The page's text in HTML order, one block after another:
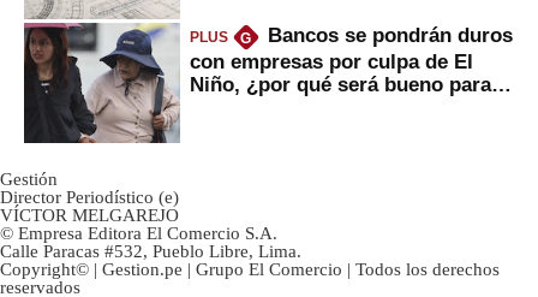
PLUS G
Bancos se pondrán duros
con empresas por culpa de El
Niño, ¿por qué será bueno para
Gestión
Director Periodístico (e)
VÍCTOR MELGAREJO
© Empresa Editora El Comercio S.A.
Calle Paracas #532, Pueblo Libre, Lima.
Copyright© | Gestion.pe | Grupo El Comercio | Todos los derechos
reservados